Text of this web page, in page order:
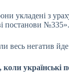
укладені з
постанови №335».
весь негатив